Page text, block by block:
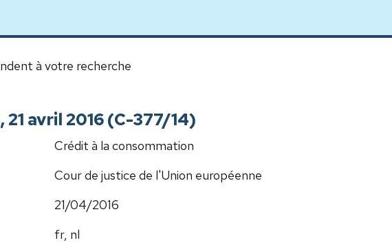
à votre recherche
21 avril 2016 (C-377/14)
Crédit à la consommation
Cour de justice de l'Union européenne
21/04/2016
fr, nl